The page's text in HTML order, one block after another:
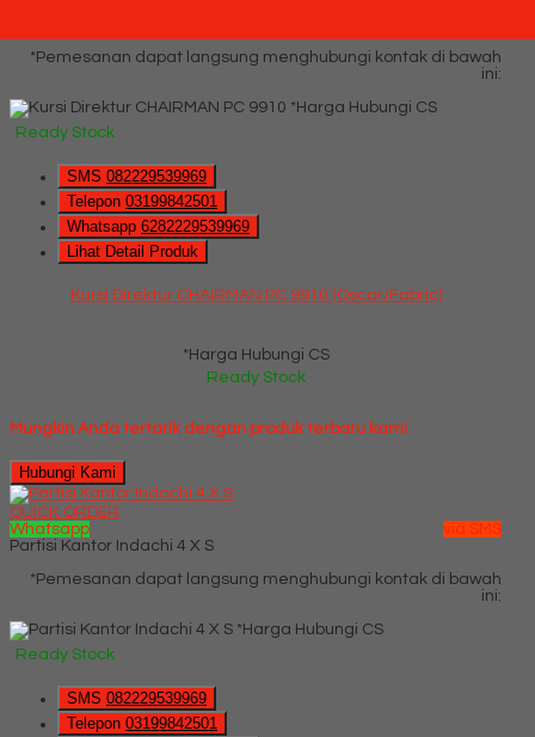
*Pemesanan dapat langsung menghubungi kontak di bawah
ini:
*Harga Hubungi CS
Ready Stock
SMS 082229539969
Telepon 03199842501
Whatsapp 6282229539969
Lihat Detail Produk
Kursi Direktur CHAIRMAN PC 9910 (Oscar/Fabric)
*Harga Hubungi CS
Ready Stock
Mungkin Anda tertarik dengan produk terbaru kami
Hubungi Kami
QUICK ORDER
Whatsapp
via SMS
Partisi Kantor Indachi 4 X S
*Pemesanan dapat langsung menghubungi kontak di bawah
ini:
*Harga Hubungi CS
Ready Stock
SMS 082229539969
Telepon 03199842501